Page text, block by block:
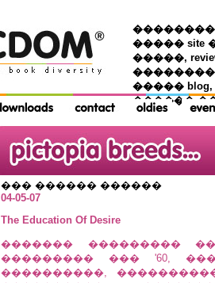
���������
����� site
�����,
����� blog,
������
��� ������ ������
04-05-07
The Education Of Desire
������� ���������
��������� ��� '60,
����������,